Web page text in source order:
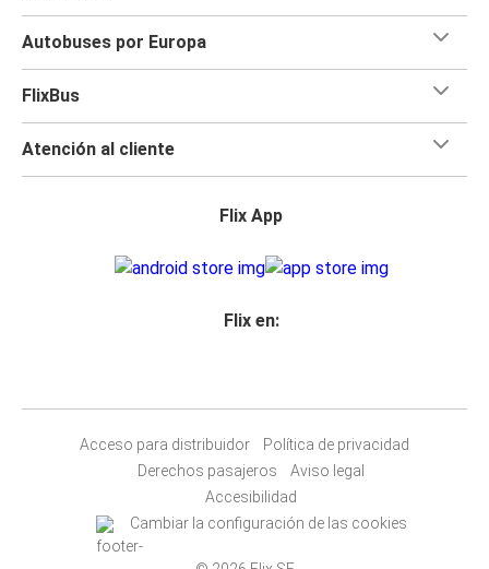
Autobuses por Europa
FlixBus
Atención al cliente
Flix App
Flix en:
Acceso para distribuidor
Política de privacidad
Derechos pasajeros
Aviso legal
Accesibilidad
Cambiar la configuración de las cookies